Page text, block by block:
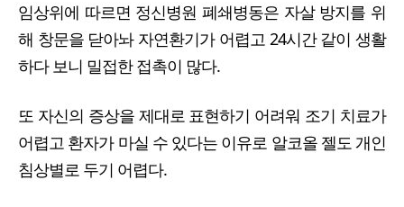
임상위에 따르면 정신병원 폐쇄병동은 자살 방지를 위
해 창문을 닫아놔 자연환기가 어렵고 24시간 같이 생활
하다 보니 밀접한 접촉이 많다.
또 자신의 증상을 제대로 표현하기 어려워 조기 치료가
어렵고 환자가 마실 수 있다는 이유로 알코올 젤도 개인
침상별로 두기 어렵다.